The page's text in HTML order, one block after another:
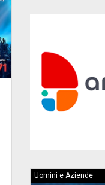
Uomini e Aziende